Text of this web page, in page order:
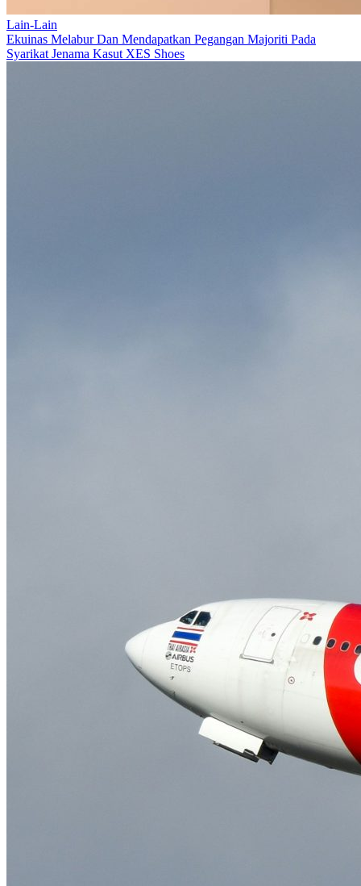
Lain-Lain
Ekuinas Melabur Dan Mendapatkan Pegangan Majoriti Pada
Syarikat Jenama Kasut XES Shoes